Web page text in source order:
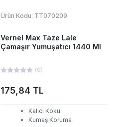
Ürün Kodu: TT070209
Vernel Max Taze Lale
Çamaşır Yumuşatıcı 1440 Ml
(0)
175,84 TL
Kalıcı Koku
Kumaş Koruma